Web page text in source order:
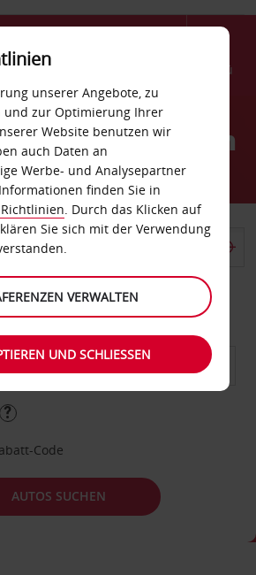
Menü
Besançon
auswählen
Code
AUTOS SUCHEN
unserer Angebote, zu
und zur Optimierung Ihrer
Website benutzen wir
auch Daten an
Werbe- und Analysepartner
finden Sie in
. Durch das Klicken auf
Sie sich mit der Verwendung
VERWALTEN
UND SCHLIESSEN